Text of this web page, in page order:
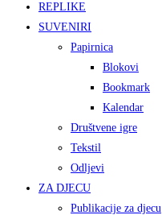
REPLIKE
SUVENIRI
Papirnica
Blokovi
Bookmark
Kalendar
Društvene igre
Tekstil
Odljevi
ZA DJECU
Publikacije za djecu